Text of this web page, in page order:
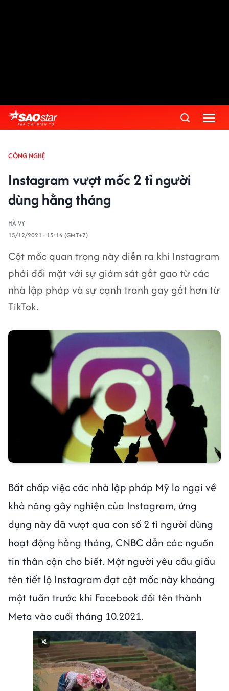
CÔNG NGHỆ
Instagram vượt mốc 2 tỉ người
dùng hằng tháng
HÀ VY
15/12/2021 - 15:14 (GMT+7)
Cột mốc quan trọng này diễn ra khi Instagram
phải đối mặt với sự giám sát gắt gao từ các
nhà lập pháp và sự cạnh tranh gay gắt hơn từ
TikTok.
Bất chấp việc các nhà lập pháp Mỹ lo ngại về
khả năng gây nghiện của Instagram, ứng
dụng này đã vượt qua con số 2 tỉ người dùng
hoạt động hằng tháng, CNBC dẫn các nguồn
tin thân cận cho biết. Một người yêu cầu giấu
tên tiết lộ Instagram đạt cột mốc này khoảng
một tuần trước khi Facebook đổi tên thành
Meta vào cuối tháng 10.2021.